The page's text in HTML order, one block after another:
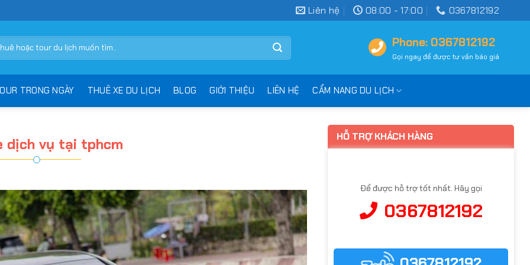
Liên hệ 08:00 - 17:00 0367812192
Phone: 0367812192
Gọi ngay để được tư vấn báo giá
TRONG NGÀY THUÊ XE DU LỊCH BLOG GIỚI THIỆU LIÊN HỆ CẨM NANG DU LỊCH
dịch vụ tại tphcm HỖ TRỢ KHÁCH HÀNG
Để được hỗ trợ tốt nhất. Hãy gọi
0367812192